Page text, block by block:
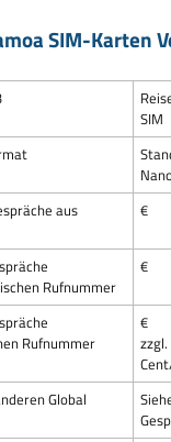
SIM-Karten
SIM
aus
€
Rufnummer
€
Rufnummer
€
Global